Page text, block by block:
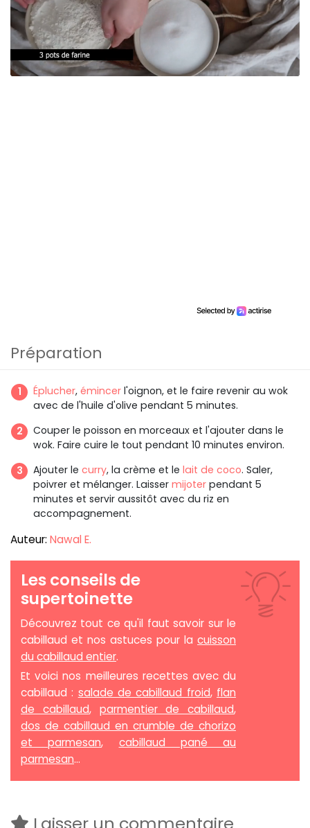
Préparation
Éplucher, émincer l'oignon, et le faire revenir au wok
avec de l'huile d'olive pendant 5 minutes.
Couper le poisson en morceaux et l'ajouter dans le
wok. Faire cuire le tout pendant 10 minutes environ.
Ajouter le curry, la crème et le lait de coco. Saler,
poivrer et mélanger. Laisser mijoter pendant 5
minutes et servir aussitôt avec du riz en
accompagnement.
Auteur: Nawal E.
Les conseils de
supertoinette
Découvrez tout ce qu'il faut savoir sur le
cabillaud et nos astuces pour la cuisson
du cabillaud entier.
Et voici nos meilleures recettes avec du
cabillaud : salade de cabillaud froid, flan
de cabillaud, parmentier de cabillaud,
dos de cabillaud en crumble de chorizo
et parmesan, cabillaud pané au
parmesan...